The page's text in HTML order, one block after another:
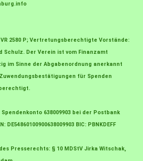
2580 P; Vertretungsberechtigte Vorstände:
Schulz. Der Verein ist vom Finanzamt
im Sinne der Abgabenordnung anerkannt
für Spenden
berechtigt.
Spendenkonto 638009903 bei der Postbank
DE54860100900638009903 BIC: PBNKDEFF
Presserechts: § 10 MDStV Jirka Witschak,